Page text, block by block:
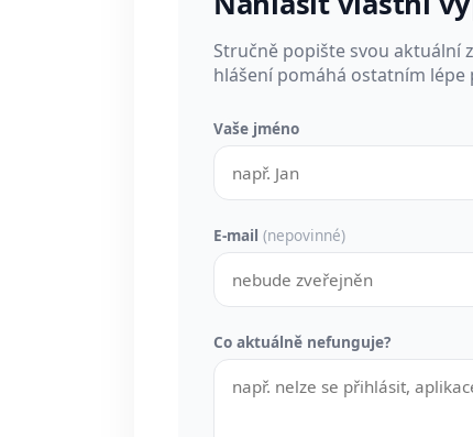
Stručně popište svou aktuální
hlášení pomáhá ostatním lépe
Vaše jméno
E-mail (nepovinné)
Co aktuálně nefunguje?